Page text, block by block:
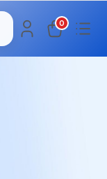
0